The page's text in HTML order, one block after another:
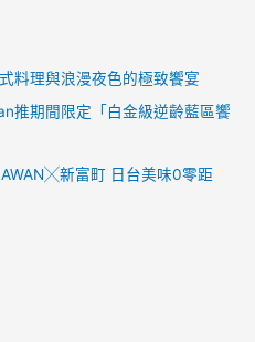
料理與浪漫夜色的極致饗宴
推期間限定「白金級逆齡藍區饗
新富町 日台美味0零距